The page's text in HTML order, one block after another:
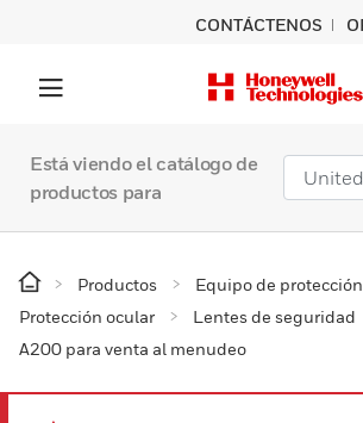
CONTÁCTENOS
Está viendo el catálogo de
productos para
Productos
Equipo de
Protección ocular
Lentes de seguridad
A200 para venta al menudeo